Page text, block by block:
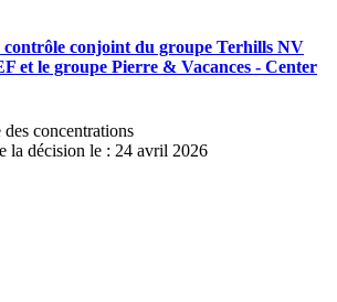
contrôle conjoint du groupe Terhills NV
et le groupe Pierre & Vacances - Center
concentrations
la décision le : 24 avril 2026